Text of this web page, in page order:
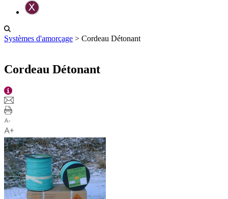
Systèmes d'amorçage > Cordeau Détonant
Cordeau Détonant